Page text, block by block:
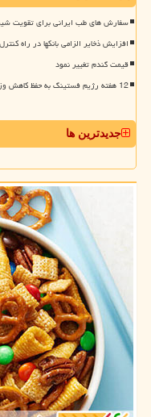
سفارش های طب ایرانی برای تقویت
افزایش ذخایر الزامی بانکها در راه
قیمت گندم تغییر نمود
12 هفته رژیم فستینگ به حفظ کاهش وزن در یک سال بعد کمک نماید
جدیدترین ها